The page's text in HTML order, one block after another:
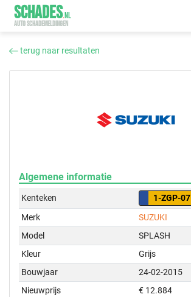
SCHADES.NL
AUTO SCHADEMELDINGEN
terug naar resultaten
Algemene informatie
Kenteken
1-ZGP-07
Merk
SUZUKI
Model
SPLASH
Kleur
Grijs
Bouwjaar
24-02-2015
Nieuwprijs
€ 12.884